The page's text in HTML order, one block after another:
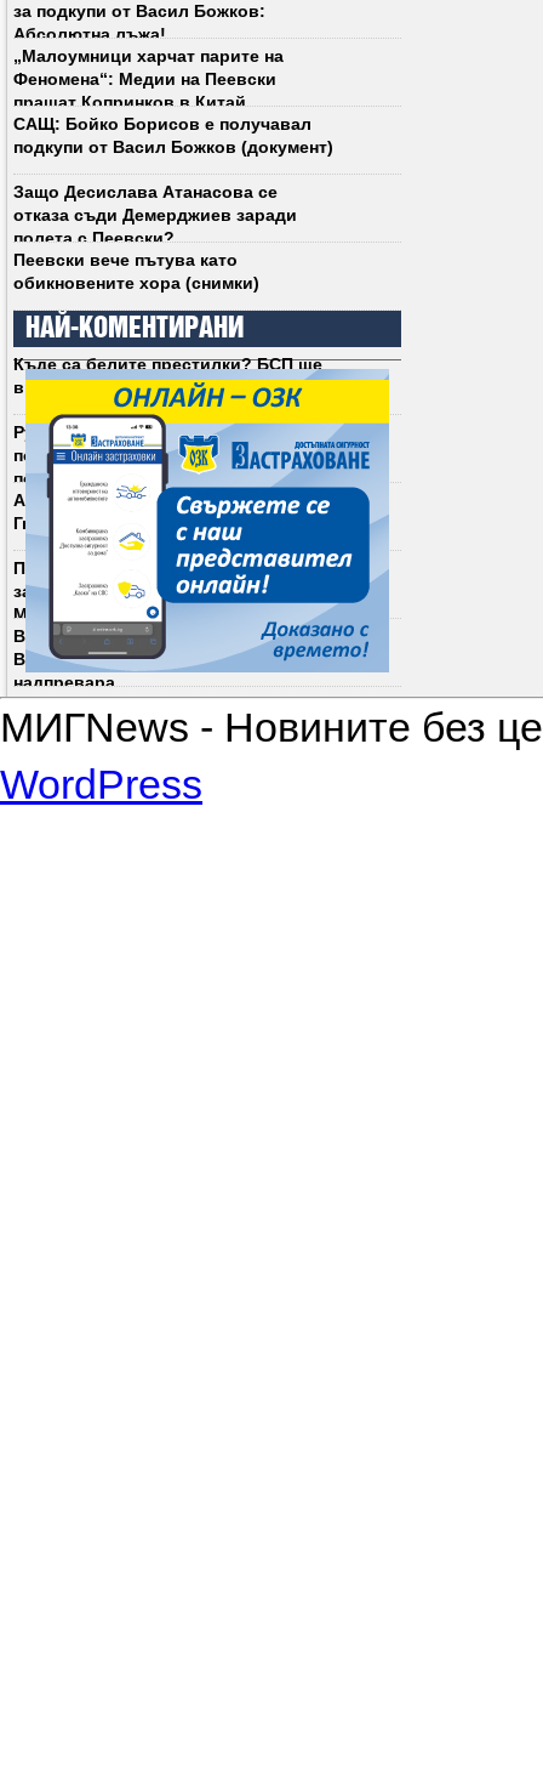
за подкупи от Васил Божков:
Абсолютна лъжа!
„Малоумници харчат парите на
Феномена“: Медии на Пеевски
пращат Копринков в Китай
САЩ: Бойко Борисов е получавал
подкупи от Васил Божков (документ)
Защо Десислава Атанасова се
отказа съди Демерджиев заради
полета с Пеевски?
Пеевски вече пътува като
обикновените хора (снимки)
НАЙ-КОМЕНТИРАНИ
Къде са белите престилки? БСП ще
връща социализЪма у нас (снимки)
Румен Радев не се срива. Срива се
политическият модел, който той
победи
Асен Василев е сигурен: Андрей
Гюров ще е президент на България
Патриарх Даниил прекъсна литургия
заради освирквания срещу
Митрофанова
В услуга на Андрей Гюров: Даниел
Вълчев се отказа от президентската
надпревара
МИГNews - Новините без
WordPress